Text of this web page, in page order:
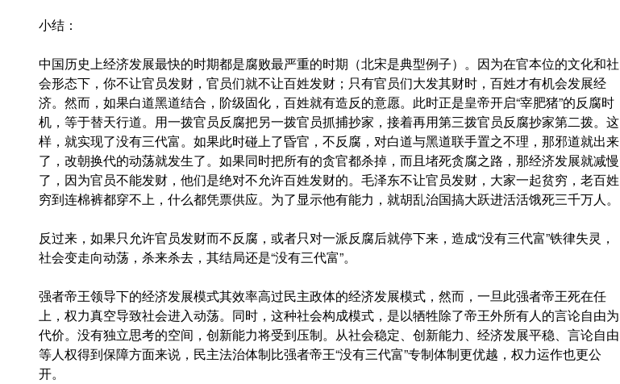
小结：
中国历史上经济发展最快的时期都是腐败最严重的时期（北宋是典型例子）。因为在官本位的文化和社
会形态下，你不让官员发财，官员们就不让百姓发财；只有官员们大发其财时，百姓才有机会发展经
济。然而，如果白道黑道结合，阶级固化，百姓就有造反的意愿。此时正是皇帝开启“宰肥猪”的反腐时
机，等于替天行道。用一拨官员反腐把另一拨官员抓捕抄家，接着再用第三拨官员反腐抄家第二拨。这
样，就实现了没有三代富。如果此时碰上了昏官，不反腐，对白道与黑道联手置之不理，那邪道就出来
了，改朝换代的动荡就发生了。如果同时把所有的贪官都杀掉，而且堵死贪腐之路，那经济发展就减慢
了，因为官员不能发财，他们是绝对不允许百姓发财的。毛泽东不让官员发财，大家一起贫穷，老百姓
穷到连棉裤都穿不上，什么都凭票供应。为了显示他有能力，就胡乱治国搞大跃进活活饿死三千万人。
反过来，如果只允许官员发财而不反腐，或者只对一派反腐后就停下来，造成“没有三代富”铁律失灵，
社会变走向动荡，杀来杀去，其结局还是“没有三代富”。
强者帝王领导下的经济发展模式其效率高过民主政体的经济发展模式，然而，一旦此强者帝王死在任
上，权力真空导致社会进入动荡。同时，这种社会构成模式，是以牺牲除了帝王外所有人的言论自由为
代价。没有独立思考的空间，创新能力将受到压制。从社会稳定、创新能力、经济发展平稳、言论自由
等人权得到保障方面来说，民主法治体制比强者帝王“没有三代富”专制体制更优越，权力运作也更公
开。